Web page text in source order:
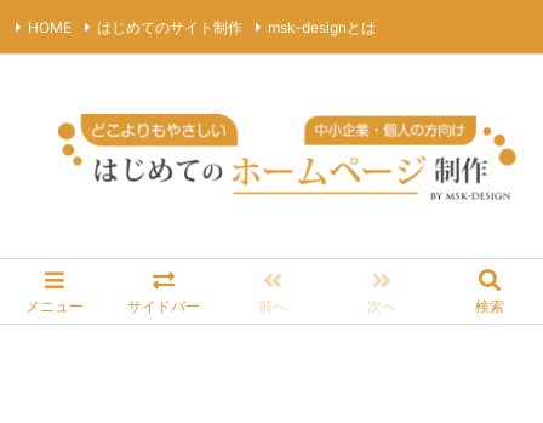
メニュー サイドバー 前へ 次へ 検索
HOME はじめてのサイト制作 msk-designとは
Feedly